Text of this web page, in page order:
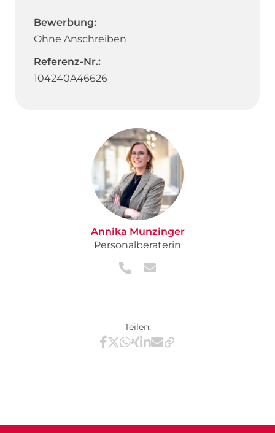
Bewerbung:
Ohne Anschreiben
Referenz-Nr.:
104240A46626
Annika Munzinger
Personalberaterin
Teilen:
Teilen via Facebook
Teilen via X / Twitter
Teilen via WhatsApp
Teilen via Xing
Teilen via LinkedIn
Teilen via E-Mail